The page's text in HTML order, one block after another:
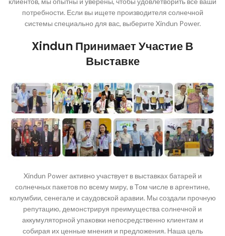
потребности. Если вы ищете производителя солнечной
системы специально для вас, выберите Xindun Power.
Xindun Принимает Участие В
Выставке
Xindun Power активно участвует в выставках батарей и
солнечных пакетов по всему миру, в Том числе в аргентине,
колумбии, сенегале и саудовской аравии. Мы создали прочную
репутацию, демонстрируя преимущества солнечной и
аккумуляторной упаковки непосредственно клиентам и
собирая их ценные мнения и предложения. Наша цель